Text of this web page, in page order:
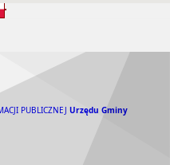
PUBLICZNEJ Urzędu Gminy